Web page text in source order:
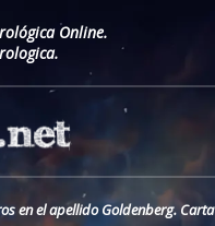
Online.
en el apellido Goldenberg. Carta